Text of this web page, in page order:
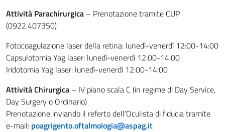
Attività Parachirurgica – Prenotazione tramite CUP
(0922.407350)
Fotocoagulazione laser della retina: lunedì-venerdì 12:00-14:00
Capsulotomia Yag laser: lunedì-venerdì 12:00-14:00
Iridotomia Yag laser: lunedì-venerdì 12:00-14:00
Attività Chirurgica – IV piano scala C (in regime di Day Service,
Day Surgery o Ordinario)
Prenotazione inviando il referto dell’Oculista di fiducia tramite
e-mail: poagrigento.oftalmologia@aspag.it